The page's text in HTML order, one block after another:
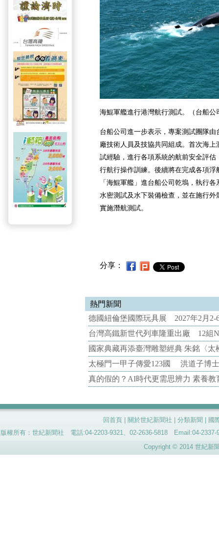
海鯤軍艦進行港灣航行測試。（台船公
台船公司進一步表示，專案測試團隊
廠技術人員及技協共同組成。首次海
試經驗，進行各項系統的航前安全評
行航行操作訓練。後續將在完成各項
「海鯤軍艦」進台船公司乾塢，執行
水密測試及水下裝備檢查，並在施行
實施潛航測試。
分享：
熱門新聞
德國紐倫堡國際玩具展 2027年2月2-
台灣高鐵新世代列車隆重出廠 12組
國家典藏再添臺灣雕塑經典 朱銘〈
太極門一甲子傳愛123國 洪道子博
真的假的？AI時代更需思辨力 素養
回首頁 關於世紀新聞社 分類新聞
國
版權所有：世紀新聞社 電話:04-2203-9321、02-2636-5818 Email:04-
Copyright © 2014 世紀新